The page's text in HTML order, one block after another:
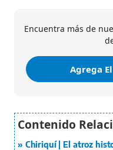
Encuentra más de
Agrega
Chiriquí | El atroz